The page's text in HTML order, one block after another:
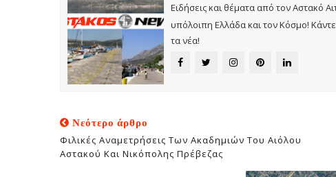
Ειδήσεις και θέματα από τον Αστακό
υπόλοιπη Ελλάδα και τον Κόσμο!
τα νέα!
Νεότερο άρθρο
Φιλικές Αναμετρήσεις Των Ακαδημιών Του Αιόλου
Αστακού Και Νικόπολης Πρέβεζας